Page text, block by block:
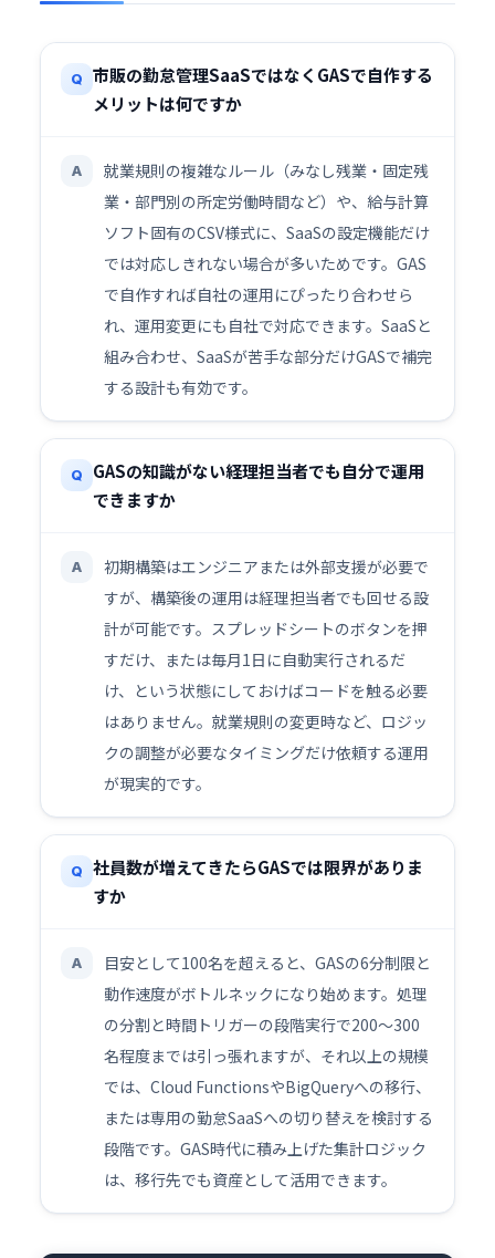
Q
市販の勤怠管理SaaSではなくGASで自作する
メリットは何ですか
A
就業規則の複雑なルール（みなし残業・固定残
業・部門別の所定労働時間など）や、給与計算
ソフト固有のCSV様式に、SaaSの設定機能だけ
では対応しきれない場合が多いためです。GAS
で自作すれば自社の運用にぴったり合わせら
れ、運用変更にも自社で対応できます。SaaSと
組み合わせ、SaaSが苦手な部分だけGASで補完
する設計も有効です。
Q
GASの知識がない経理担当者でも自分で運用
できますか
A
初期構築はエンジニアまたは外部支援が必要で
すが、構築後の運用は経理担当者でも回せる設
計が可能です。スプレッドシートのボタンを押
すだけ、または毎月1日に自動実行されるだ
け、という状態にしておけばコードを触る必要
はありません。就業規則の変更時など、ロジッ
クの調整が必要なタイミングだけ依頼する運用
が現実的です。
Q
社員数が増えてきたらGASでは限界がありま
すか
A
目安として100名を超えると、GASの6分制限と
動作速度がボトルネックになり始めます。処理
の分割と時間トリガーの段階実行で200〜300
名程度までは引っ張れますが、それ以上の規模
では、Cloud FunctionsやBigQueryへの移行、
または専用の勤怠SaaSへの切り替えを検討する
段階です。GAS時代に積み上げた集計ロジック
は、移行先でも資産として活用できます。